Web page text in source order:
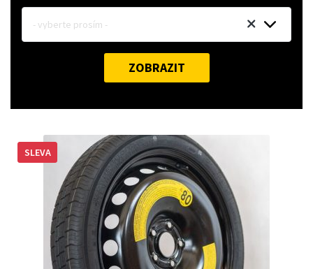
- vyberte prosím -
ZOBRAZIT
SLEVA